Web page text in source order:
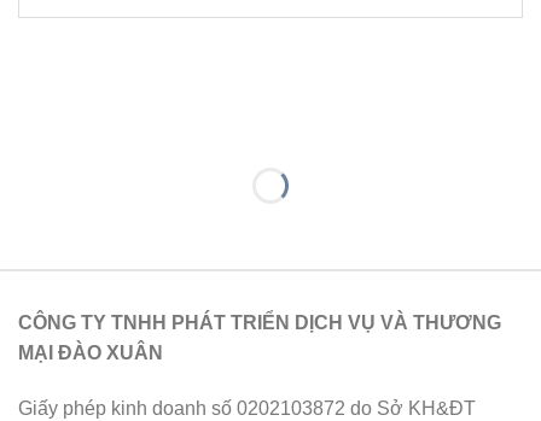
CÔNG TY TNHH PHÁT TRIỂN DỊCH VỤ VÀ THƯƠNG
MẠI ĐÀO XUÂN
Giấy phép kinh doanh số 0202103872 do Sở KH&ĐT